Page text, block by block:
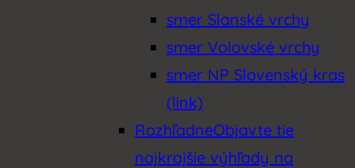
smer Slanské vrchy
smer Volovské vrchy
smer NP Slovenský kras
(link)
RozhľadneObjavte tie
najkrajšie výhľady na